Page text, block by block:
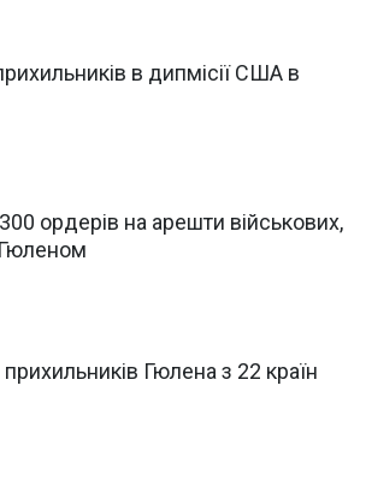
в дипмісії США в
ордерів на арешти військових,
Гюлена з 22 країн